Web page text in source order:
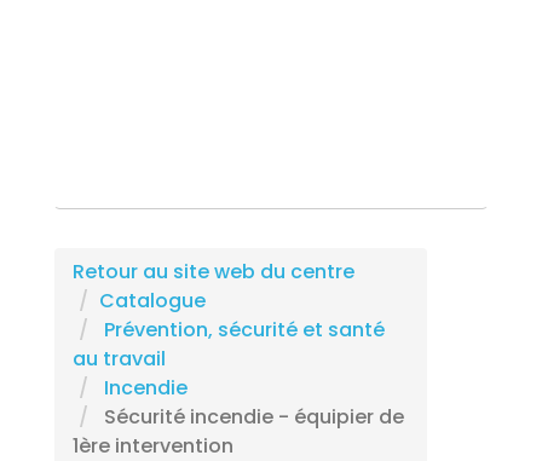
Retour au site web du centre
Catalogue
Prévention, sécurité et santé
au travail
Incendie
Sécurité incendie - équipier de
1ère intervention